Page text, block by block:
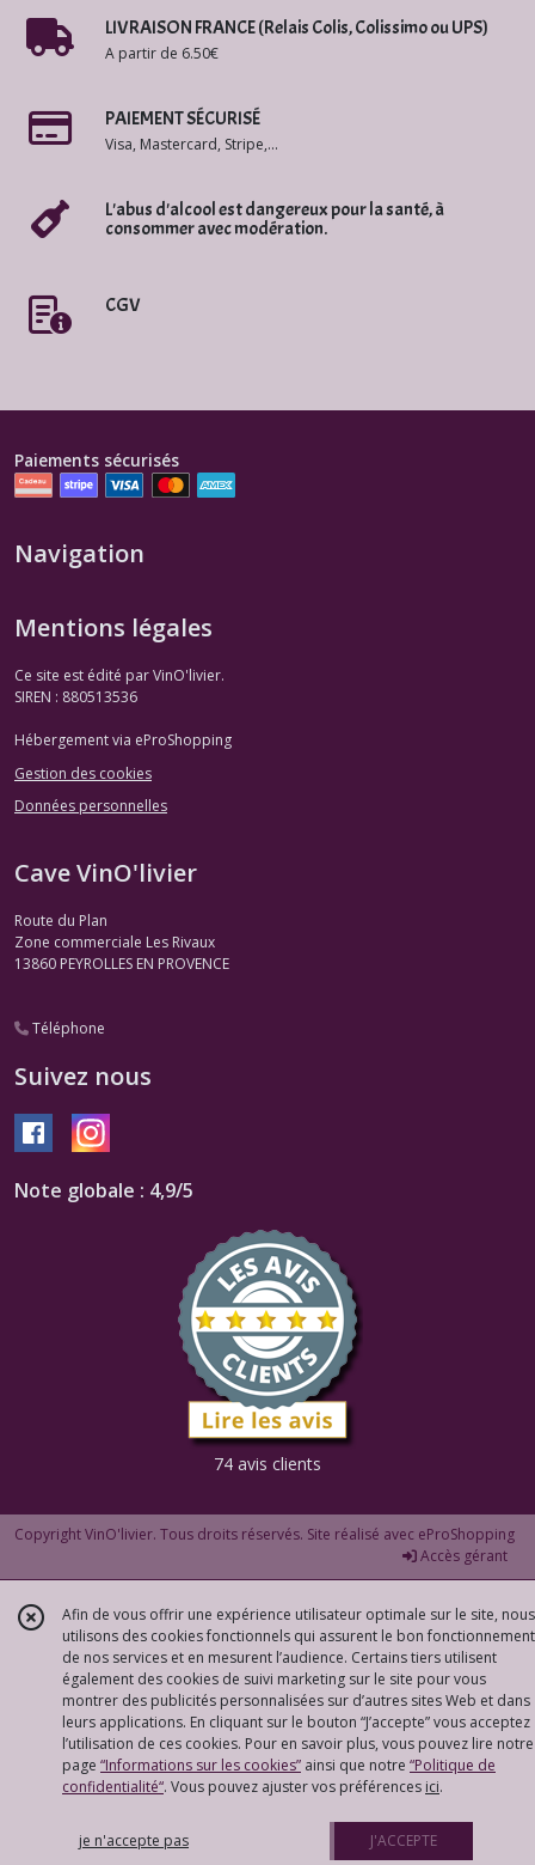
LIVRAISON FRANCE (Relais Colis, Colissimo ou UPS)
A partir de 6.50€
PAIEMENT SÉCURISÉ
Visa, Mastercard, Stripe,...
L'abus d'alcool est dangereux pour la santé, à
consommer avec modération.
CGV
Paiements sécurisés
Navigation
Mentions légales
Ce site est édité par VinO'livier.
SIREN : 880513536
Hébergement via eProShopping
Gestion des cookies
Données personnelles
Cave VinO'livier
Route du Plan
Zone commerciale Les Rivaux
13860 PEYROLLES EN PROVENCE
Téléphone
Suivez nous
Note globale : 4,9/5
74 avis clients
Copyright VinO'livier. Tous droits réservés. Site réalisé avec eProShopping
Accès gérant
Afin de vous offrir une expérience utilisateur optimale sur le site, nous
utilisons des cookies fonctionnels qui assurent le bon fonctionnement
de nos services et en mesurent l’audience. Certains tiers utilisent
également des cookies de suivi marketing sur le site pour vous
montrer des publicités personnalisées sur d’autres sites Web et dans
leurs applications. En cliquant sur le bouton “J’accepte” vous acceptez
l’utilisation de ces cookies. Pour en savoir plus, vous pouvez lire notre
page “Informations sur les cookies” ainsi que notre “Politique de
confidentialité“. Vous pouvez ajuster vos préférences ici.
je n'accepte pas J'ACCEPTE